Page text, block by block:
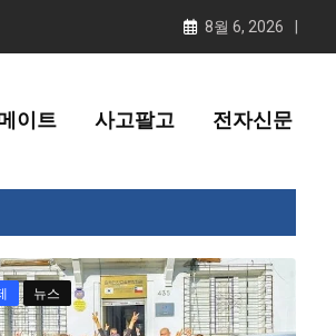
8월 6, 2026
이트 사고팔고 전자신문
뉴스